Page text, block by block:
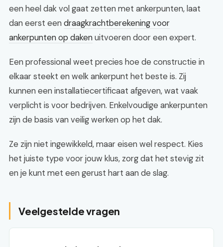
een heel dak vol gaat zetten met ankerpunten, laat
dan eerst eendraagkrachtberekening voor
ankerpunten op dakenuitvoeren door een expert.
Een professional weet precies hoe de constructie in
elkaar steekt en welk ankerpunt het beste is. Zij
kunnen een installatiecertificaat afgeven, wat vaak
verplicht is voor bedrijven. Enkelvoudige ankerpunten
zijn de basis van veilig werken op het dak.
Ze zijn niet ingewikkeld, maar eisen wel respect. Kies
het juiste type voor jouw klus, zorg dat het stevig zit
en je kunt met een gerust hart aan de slag.
Veelgestelde vragen